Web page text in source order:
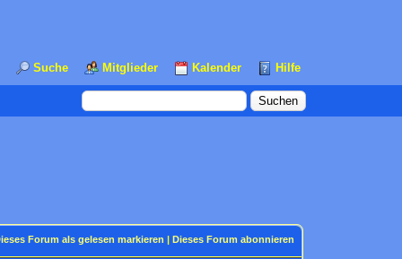
Suche Mitglieder Kalender Hilfe
Forum als gelesen markieren |Dieses Forum abonnieren